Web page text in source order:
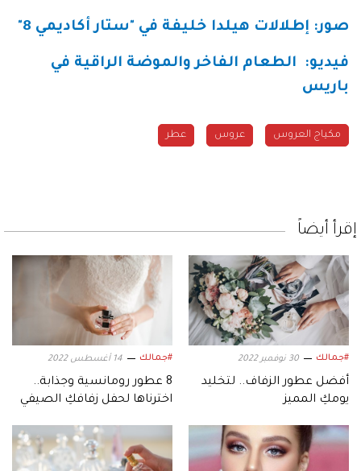
صور: إطلالات هيلدا خليفة في "ستار أكاديمي 8 "
فيديو: الطعام الفاخر والموضة الراقية في
باريس
مكياج العروس عروس عطر
إقرأ أيضاً
#جمالك 30 نوفمبر 2022
أفضل عطور الزفاف.. لتخليد
يومكِ المميز
#جمالك 14 أغسطس 2022
8 عطور رومانسية وجذابة..
اخترناها لحفل زفافكِ الصيفي